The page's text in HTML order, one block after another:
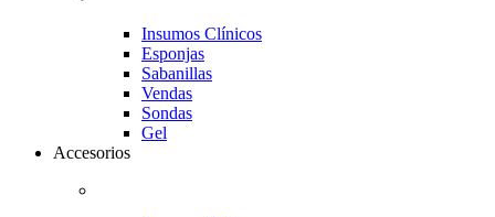
Insumos Clínicos
Esponjas
Sabanillas
Vendas
Sondas
Gel
Accesorios